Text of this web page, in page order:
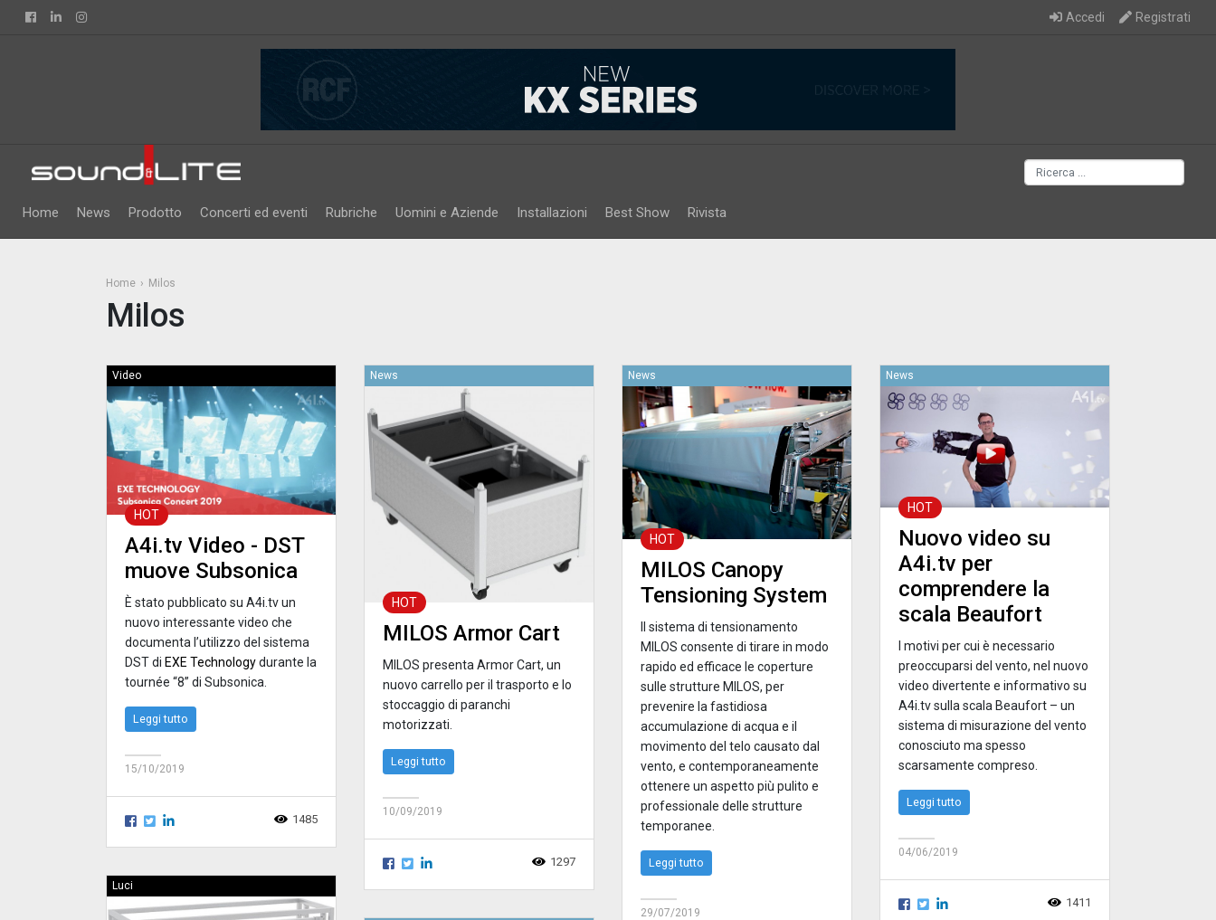
FacebookLinkedin Accedi Registrati
Home News Prodotto Concerti ed eventi Rubriche Uomini e Aziende Installazioni Best Show Rivista
Home Milos
Milos
Video
HOT
A4i.tv Video - DST
muove Subsonica
È stato pubblicato su A4i.tv un
nuovo interessante video che
documenta l’utilizzo del sistema
DST di EXE Technologydurante la
tournée “8” di Subsonica.
Leggi tutto
15/10/2019
1485
News
HOT
MILOS Armor Cart
MILOS presenta Armor Cart, un
nuovo carrello per il trasporto e lo
stoccaggio di paranchi
motorizzati.
Leggi tutto
10/09/2019
1297
News
HOT
MILOS Canopy
Tensioning System
Il sistema di tensionamento
MILOS consente di tirare in modo
rapido ed efficace le coperture
sulle strutture MILOS, per
prevenire la fastidiosa
accumulazione di acqua e il
movimento del telo causato dal
vento, e contemporaneamente
ottenere un aspetto più pulito e
professionale delle strutture
temporanee.
Leggi tutto
29/07/2019
News
HOT
Nuovo video su
A4i.tv per
comprendere la
scala Beaufort
I motivi per cui è necessario
preoccuparsi del vento, nel nuovo
video divertente e informativo su
A4i.tv sulla scala Beaufort – un
sistema di misurazione del vento
conosciuto ma spesso
scarsamente compreso.
Leggi tutto
04/06/2019
1411
Luci